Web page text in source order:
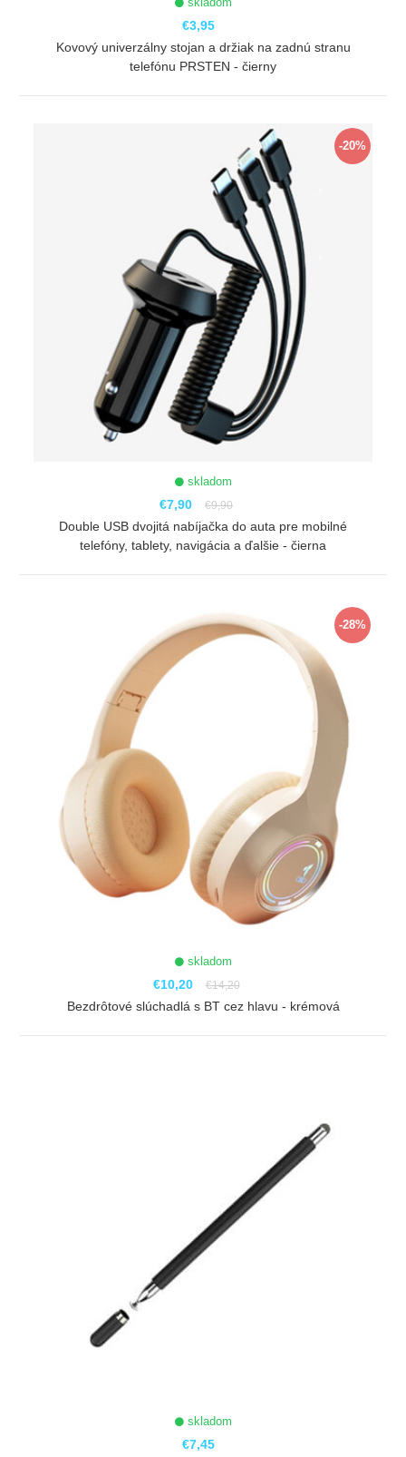
€3,95
Kovový univerzálny stojan a držiak na zadnú stranu
telefónu PRSTEN - čierny
-20%
skladom
€7,90 €9,90
Double USB dvojitá nabíjačka do auta pre mobilné
telefóny, tablety, navigácia a ďalšie - čierna
-28%
skladom
€10,20 €14,20
Bezdrôtové slúchadlá s BT cez hlavu - krémová
skladom
€7,45